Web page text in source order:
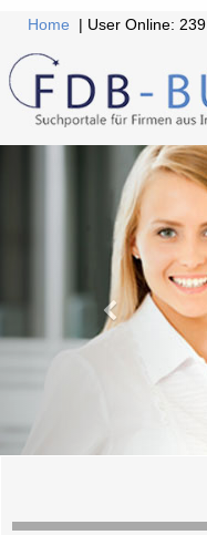
Home | User Online: 239